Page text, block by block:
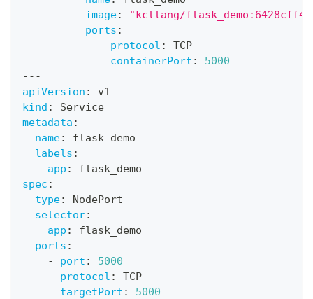
image:
"kcllang/
ports :
-
protocol :
TCP
containerPort :
5000
---
apiVersion :
v1
kind :
Service
metadata :
name:
flask_demo
labels :
app :
flask_demo
spec :
type:
NodePort
selector:
app :
flask_demo
ports :
-
port :
5000
protocol :
TCP
targetPort : 5000